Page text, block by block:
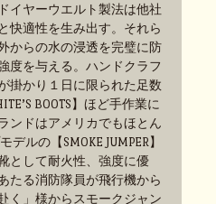
イヤーウエルト製法は他社
快適性を生み出す。それら
からの水の浸透を完璧に防
度を与える。ハンドクラフ
掛かり１日に限られた足数
BOOTS】ほど手作業に
ンドはアメリカでもほとん
ルの【SMOKE JUMPER】
として耐火性、強度に優
たる消防隊員が飛行機から
く」様からスモークジャン